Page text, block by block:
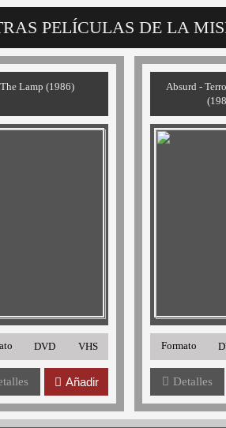
PELÍCULAS DE LA
The Lamp (1986)
DVD VHS
Añadir
Absurd -
Formato
Detalles